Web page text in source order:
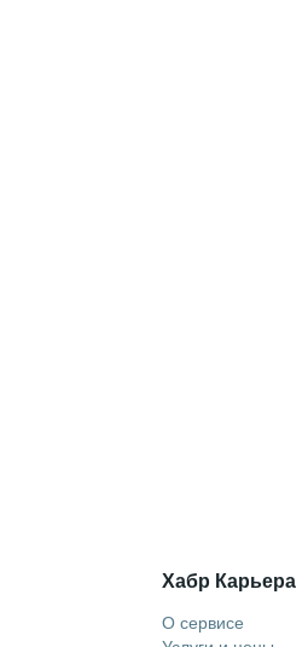
Хабр Карьера
О сервисе